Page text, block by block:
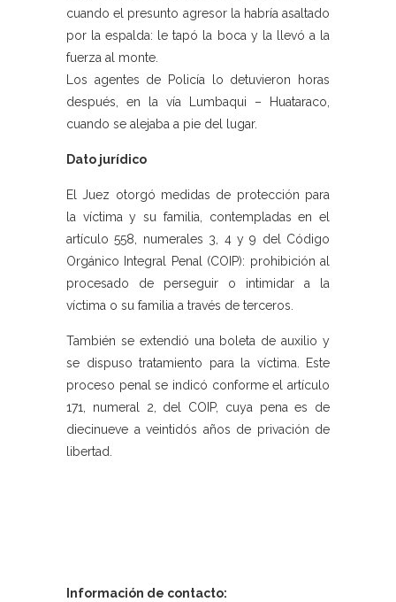
cuando el presunto agresor la habría asaltado
por la espalda: le tapó la boca y la llevó a la
fuerza al monte.
Los agentes de Policía lo detuvieron horas
después, en la vía Lumbaqui – Huataraco,
cuando se alejaba a pie del lugar.
Dato jurídico
El Juez otorgó medidas de protección para
la víctima y su familia, contempladas en el
artículo 558, numerales 3, 4 y 9 del Código
Orgánico Integral Penal (COIP): prohibición al
procesado de perseguir o intimidar a la
víctima o su familia a través de terceros.
También se extendió una boleta de auxilio y
se dispuso tratamiento para la víctima. Este
proceso penal se indicó conforme el artículo
171, numeral 2, del COIP, cuya pena es de
diecinueve a veintidós años de privación de
libertad.
Información de contacto: